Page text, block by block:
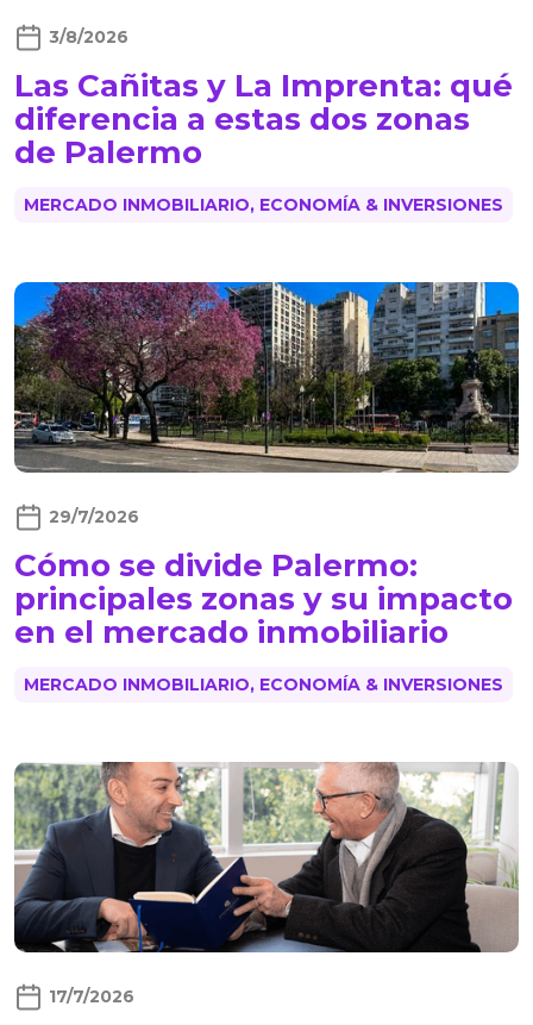
3/8/2026
Las Cañitas y La Imprenta: qué
diferencia a estas dos zonas
de Palermo
MERCADO INMOBILIARIO, ECONOMÍA & INVERSIONES
29/7/2026
Cómo se divide Palermo:
principales zonas y su impacto
en el mercado inmobiliario
MERCADO INMOBILIARIO, ECONOMÍA & INVERSIONES
17/7/2026